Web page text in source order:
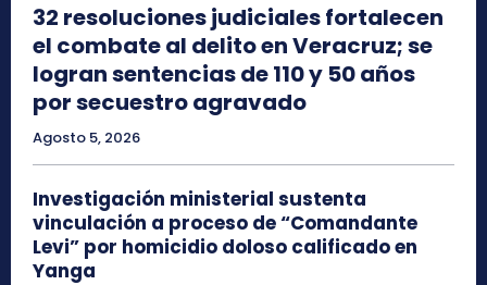
32 resoluciones judiciales fortalecen
el combate al delito en Veracruz; se
logran sentencias de 110 y 50 años
por secuestro agravado
Agosto 5, 2026
Investigación ministerial sustenta
vinculación a proceso de “Comandante
Levi” por homicidio doloso calificado en
Yanga